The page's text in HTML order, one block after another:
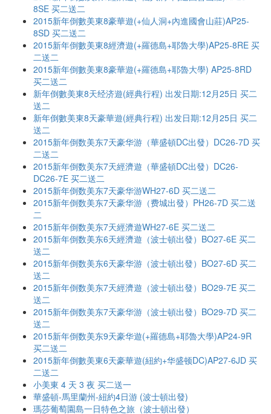
8SE 买二送二
2015新年倒數美東8豪華遊(+仙人洞+內進國會山莊)AP25-
8SD 买二送二
2015新年倒數美東8經濟遊(+羅德島+耶魯大學)AP25-8RE 买
二送二
2015新年倒數美東8豪華遊(+羅德島+耶魯大學) AP25-8RD
买二送二
新年倒數美東8天经济遊(經典行程) 出发日期:12月25日 买二
送二
新年倒數美東8天豪華遊(經典行程) 出发日期:12月25日 买二
送二
2015新年倒数美东7天豪华游（華盛頓DC出發）DC26-7D 买
二送二
2015新年倒数美东7天經濟遊（華盛頓DC出發）DC26-
DC26-7E 买二送二
2015新年倒数美东7天豪华游WH27-6D 买二送二
2015新年倒数美东7天豪华游（费城出發）PH26-7D 买二送
二
2015新年倒数美东7天經濟遊WH27-6E 买二送二
2015新年倒数美东6天經濟遊（波士頓出發）BO27-6E 买二
送二
2015新年倒数美东6天豪华游（波士頓出發）BO27-6D 买二
送二
2015新年倒数美东7天經濟遊（波士頓出發）BO29-7E 买二
送二
2015新年倒数美东7天豪华游（波士頓出發）BO29-7D 买二
送二
2015新年倒数美东9天豪华遊(+羅德島+耶魯大學)AP24-9R
买二送二
2015新年倒數美東6天豪華遊(紐約+华盛顿DC)AP27-6JD 买
二送二
小美東 4 天 3 夜 买二送一
華盛頓-馬里蘭州-紐約4日游 (波士頓出發)
瑪莎葡萄園島一日特色之旅（波士頓出發）